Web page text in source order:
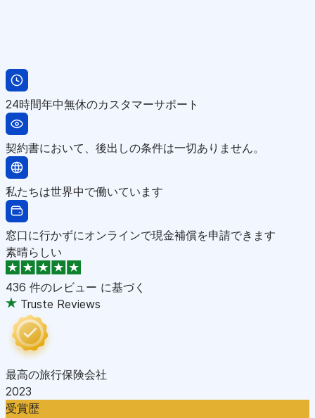
24時間年中無休のカスタマーサポート
契約書において、後出しの条件は一切ありません。
私たちは世界中で働いています
窓口に行かずにオンラインで現金補償を申請できます
素晴らしい
436 件のレビュー に基づく
Truste Reviews
最高の旅行保険会社
2023
受賞歴